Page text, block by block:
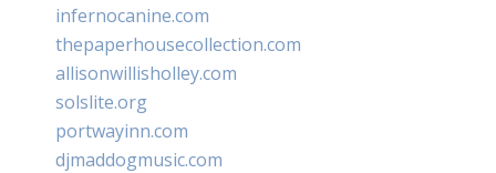
infernocanine.com
thepaperhousecollection.com
allisonwillisholley.com
solslite.org
portwayinn.com
djmaddogmusic.com